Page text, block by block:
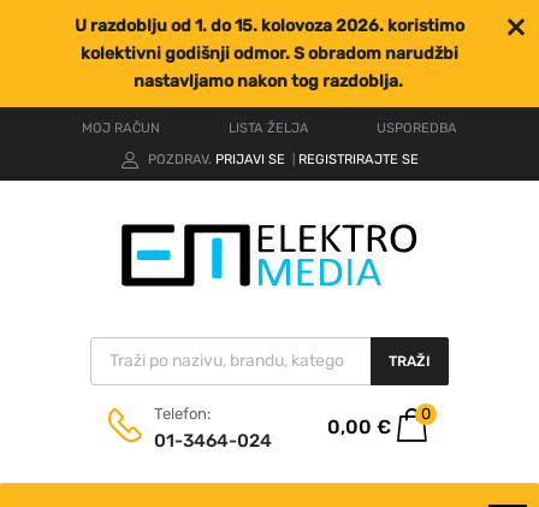
U razdoblju od 1. do 15. kolovoza 2026. koristimo
kolektivni godišnji odmor. S obradom narudžbi
nastavljamo nakon tog razdoblja.
MOJ RAČUN LISTA ŽELJA
USPOREDBA
POZDRAV. PRIJAVI SE REGISTRIRAJTE SE
TRAŽI
Telefon:
01-3464-024
0,00 €
0